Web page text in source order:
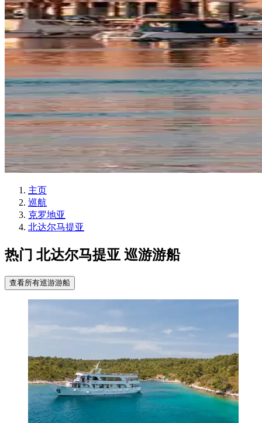
主页
巡航
克罗地亚
北达尔马提亚
热门 北达尔马提亚 巡游游船
查看所有巡游游船